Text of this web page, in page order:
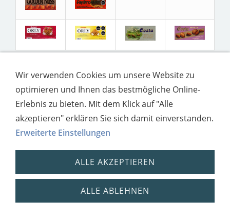
Datenschutz
Wir verwenden Cookies um unsere Website zu
optimieren und Ihnen das bestmögliche Online-
Erlebnis zu bieten. Mit dem Klick auf "Alle
akzeptieren" erklären Sie sich damit einverstanden.
Erweiterte Einstellungen
ALLE AKZEPTIEREN
ALLE ABLEHNEN